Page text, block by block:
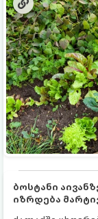
ზამთარს
მნიშვნელოვანი
ბოსტანი
იზრდება